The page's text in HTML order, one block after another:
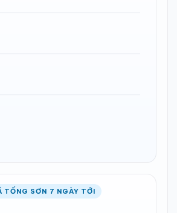
TỐNG SƠN 7 NGÀY TỚI